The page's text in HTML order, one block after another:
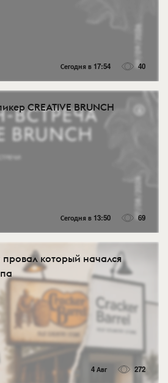
Сегодня в 17:54 40
CREATIVE BRUNCH
Сегодня в 13:50 69
который начался
4 Авг 272